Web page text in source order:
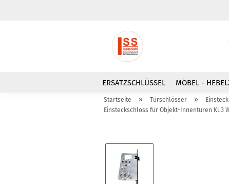
ERSATZSCHLÜSSEL MÖBEL -
Startseite » Türschlösser »
Einsteckschloss für Objekt-Innentüren Kl.3